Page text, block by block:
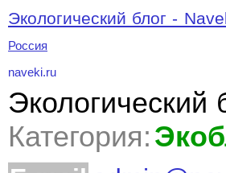
Экологический блог -
Россия
naveki.ru
Экологический
Категория: